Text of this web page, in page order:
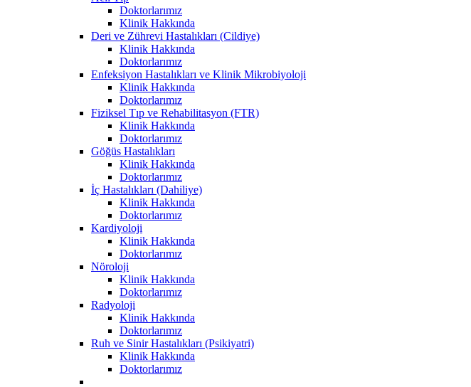
Doktorlarımız
Klinik Hakkında
Deri ve Zührevi Hastalıkları (Cildiye)
Klinik Hakkında
Doktorlarımız
Enfeksiyon Hastalıkları ve Klinik Mikrobiyoloji
Klinik Hakkında
Doktorlarımız
Fiziksel Tıp ve Rehabilitasyon (FTR)
Klinik Hakkında
Doktorlarımız
Göğüs Hastalıkları
Klinik Hakkında
Doktorlarımız
İç Hastalıkları (Dahiliye)
Klinik Hakkında
Doktorlarımız
Kardiyoloji
Klinik Hakkında
Doktorlarımız
Nöroloji
Klinik Hakkında
Doktorlarımız
Radyoloji
Klinik Hakkında
Doktorlarımız
Ruh ve Sinir Hastalıkları (Psikiyatri)
Klinik Hakkında
Doktorlarımız